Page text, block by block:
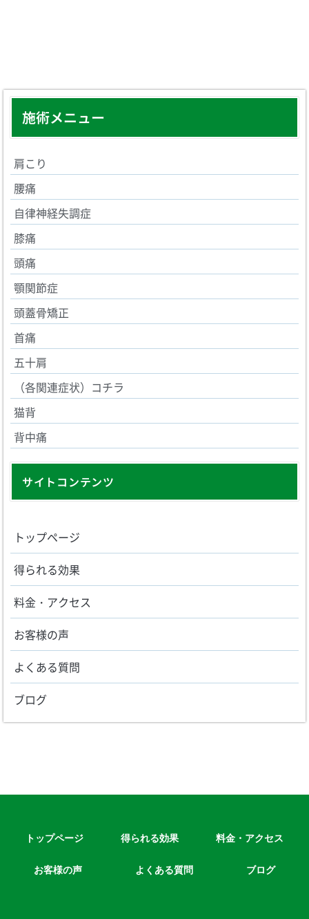
施術メニュー
肩こり
腰痛
自律神経失調症
膝痛
頭痛
顎関節症
頭蓋骨矯正
首痛
五十肩
（各関連症状）コチラ
猫背
背中痛
サイトコンテンツ
トップページ
得られる効果
料金・アクセス
お客様の声
よくある質問
ブログ
トップページ 得られる効果 料金・アクセス
お客様の声 よくある質問 ブログ